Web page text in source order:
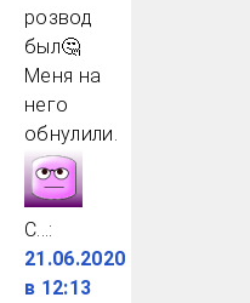
розвод
был🤔
Меня на
него
обнулили.
С... :
21.06.2020
в 12:13